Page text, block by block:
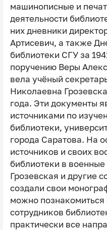
машинописные и
деятельности
них дневники
Артисевич, а также
библиотеки СГУ за
поручению Веры
вела учёный
Николаевна
года. Эти документы
источниками по
библиотеки,
города Саратова. На
источников и своих
библиотеки в
Грозевская и другие
создали свои
можно познакомиться
сотрудников
практически все